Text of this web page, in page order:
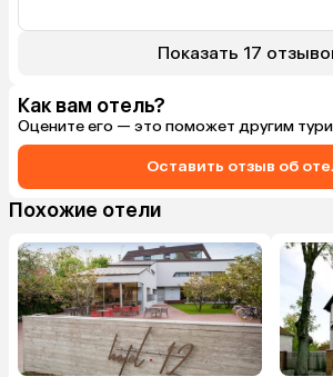
Показать 17
Как вам отель?
Оцените его — это поможет другим
Оставить отзыв об
Похожие отели